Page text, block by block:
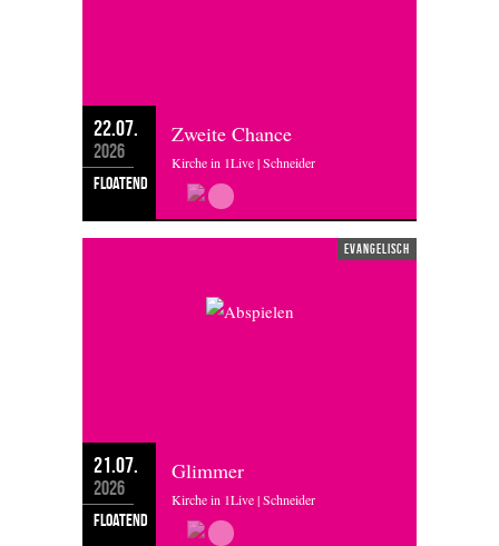
22.07.
2026
floatend
Zweite Chance
Kirche in 1Live | Schneider
evangelisch
21.07.
2026
floatend
Glimmer
Kirche in 1Live | Schneider